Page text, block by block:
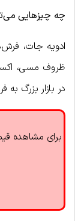
چه چیزهایی
ادویه جات،
ظروف مسی،
در بازار بزرگ
برای مشاهده